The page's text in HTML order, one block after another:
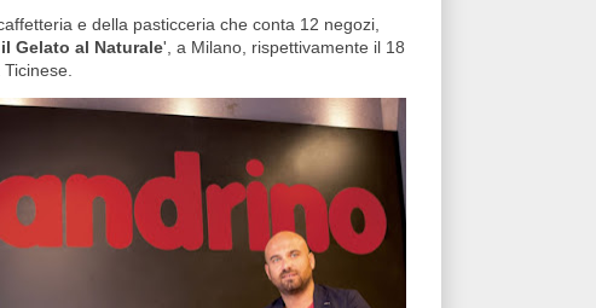
e della pasticceria che conta 12 negozi,
Gelato al Naturale', a Milano, rispettivamente il 18